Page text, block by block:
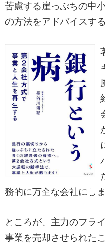
苦慮する崖っぷちの中
の方法をアドバイスする
務的に万全な会社にし
ところが、主力のフラ
事業を売却させられた